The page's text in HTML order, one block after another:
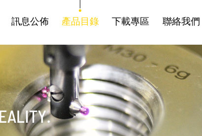
訊息公佈 產品目錄 下載專區 聯絡我們